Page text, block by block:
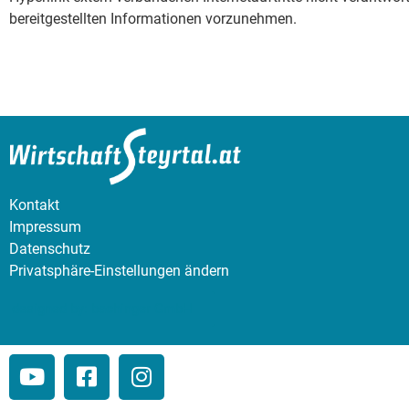
bereitgestellten Informationen vorzunehmen.
Kontakt
Impressum
Datenschutz
Privatsphäre-Einstellungen ändern